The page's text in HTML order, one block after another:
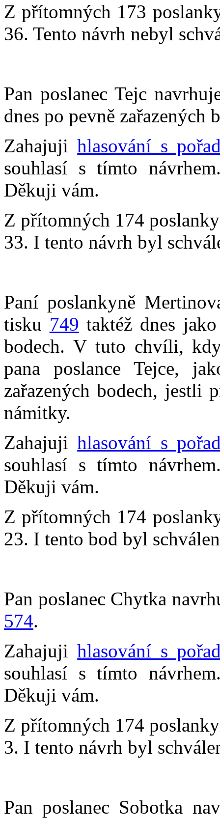
Z přítomných 173
36. Tento návrh nebyl
Pan poslanec Tejc
dnes po pevně zařazených
Zahajujihlasování s
souhlasí s tímto
Děkuji vám.
Z přítomných 174
33. I tento návrh byl
Paní poslankyně
tisku 749 taktéž dnes
bodech. V tuto chvíli,
pana poslance Tejce,
zařazených bodech, jestli
námitky.
Zahajujihlasování s
souhlasí s tímto
Děkuji vám.
Z přítomných 174
23. I tento bod byl
Pan poslanec Chytka
574.
Zahajujihlasování s
souhlasí s tímto
Děkuji vám.
Z přítomných 174
3. I tento návrh byl
Pan poslanec Sobotka